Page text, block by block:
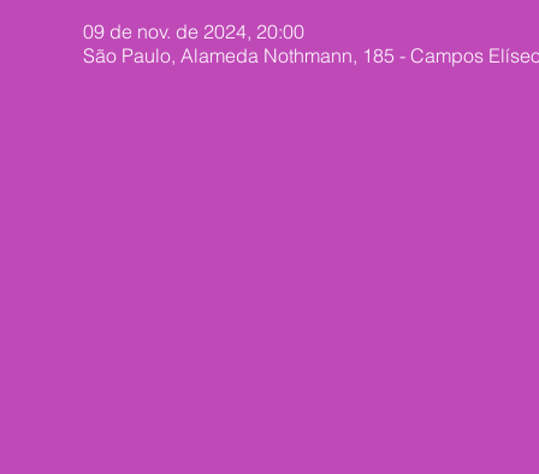
09 de nov. de 2024, 20:00
São Paulo, Alameda Nothmann, 185 - Campos